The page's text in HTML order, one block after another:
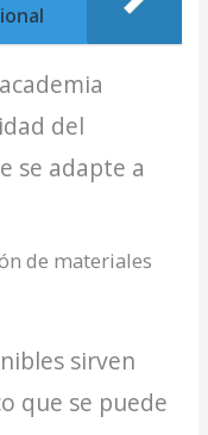
del
se adapte a
de materiales
sirven
que se puede